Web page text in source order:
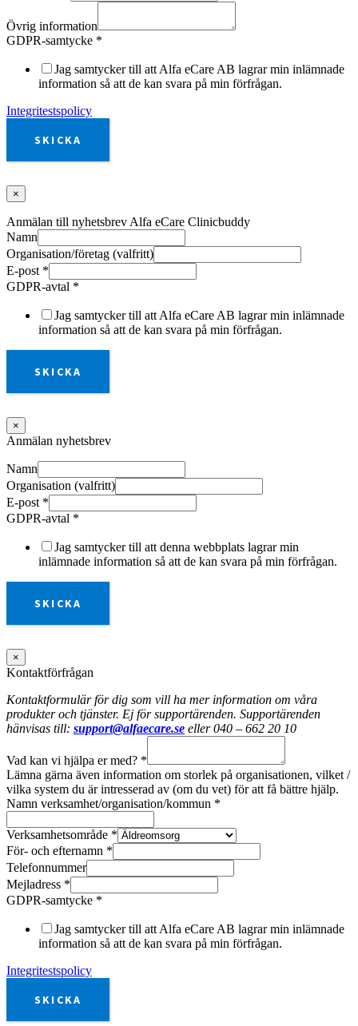
Övrig information
GDPR-samtycke *
Jag samtycker till att Alfa eCare AB lagrar min inlämnade
information så att de kan svara på min förfrågan.
Integritestspolicy
SKICKA
×
Anmälan till nyhetsbrev Alfa eCare Clinicbuddy
Namn
Organisation/företag (valfritt)
E-post *
GDPR-avtal *
Jag samtycker till att Alfa eCare AB lagrar min inlämnade
information så att de kan svara på min förfrågan.
SKICKA
×
Anmälan nyhetsbrev
Namn
Organisation (valfritt)
E-post *
GDPR-avtal *
Jag samtycker till att denna webbplats lagrar min
inlämnade information så att de kan svara på min förfrågan.
SKICKA
×
Kontaktförfrågan
Kontaktformulär för dig som vill ha mer information om våra
produkter och tjänster. Ej för supportärenden. Supportärenden
hänvisas till: support@alfaecare.se eller 040 – 662 20 10
Vad kan vi hjälpa er med? *
Lämna gärna även information om storlek på organisationen, vilket /
vilka system du är intresserad av (om du vet) för att få bättre hjälp.
Namn verksamhet/organisation/kommun *
Verksamhetsområde *
För- och efternamn *
Telefonnummer
Mejladress *
GDPR-samtycke *
Jag samtycker till att Alfa eCare AB lagrar min inlämnade
information så att de kan svara på min förfrågan.
Integritestspolicy
SKICKA